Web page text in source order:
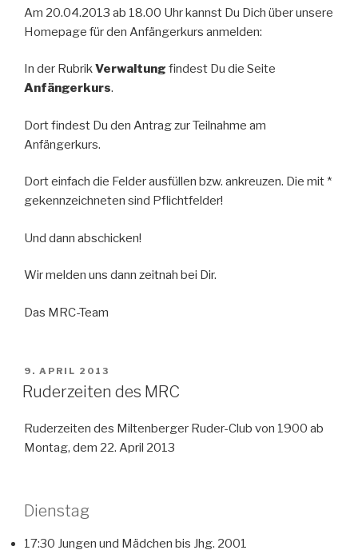
Am 20.04.2013 ab 18.00 Uhr kannst Du Dich über unsere
Homepage für den Anfängerkurs anmelden:
In der RubrikVerwaltung findest Du die Seite
Anfängerkurs.
Dort findest Du den Antrag zur Teilnahme am
Anfängerkurs.
Dort einfach die Felder ausfüllen bzw. ankreuzen. Die mit *
gekennzeichneten sind Pflichtfelder!
Und dann abschicken!
Wir melden uns dann zeitnah bei Dir.
Das MRC-Team
VERÖFFENTLICHT
AM
9. APRIL 2013
Ruderzeiten des MRC
Ruderzeiten des Miltenberger Ruder-Club von 1900 ab
Montag, dem 22. April 2013
Dienstag
17:30 Jungen und Mädchen bis Jhg. 2001